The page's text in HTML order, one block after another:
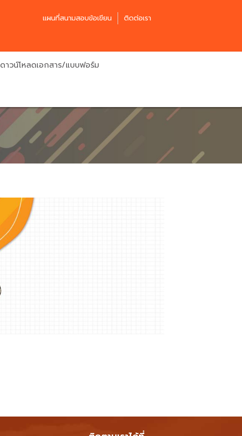
แผนที่สนามสอบข้อเขียน ติดต่อเรา
ดาวน์โหลดเอกสาร/แบบฟอร์ม